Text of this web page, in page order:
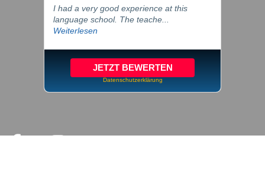
I had a very good experience at this
language school. The teache...
Weiterlesen
JETZT BEWERTEN
Datenschutzerklärung